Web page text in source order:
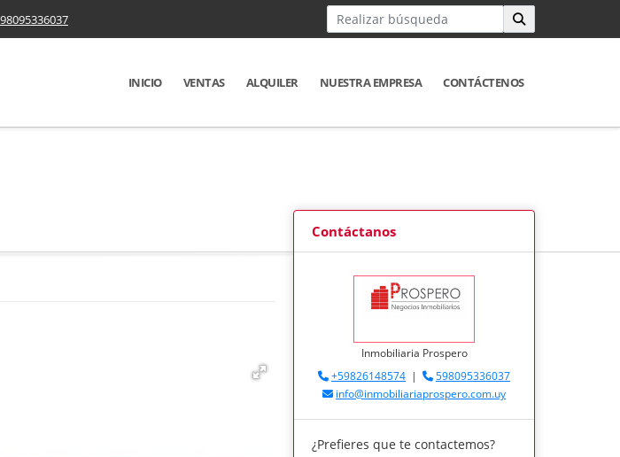
INICIO VENTAS ALQUILER NUESTRA EMPRESA CONTÁCTENOS
Contáctanos
Inmobiliaria Prospero
+59826148574 |
598095336037
info@inmobiliariaprospero.com.uy
¿Prefieres que te contactemos?